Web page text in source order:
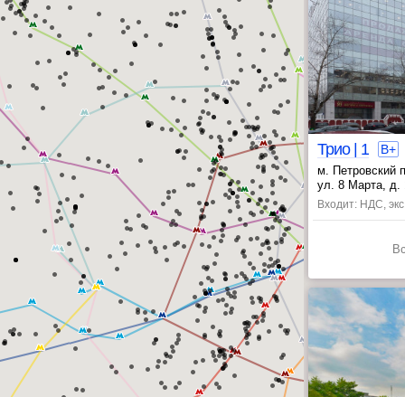
ЦАО
Трио | 1 B+
м. Петровский
, Аэропорт ~20
ул. 8 Марта, д.
Входит: НДС,